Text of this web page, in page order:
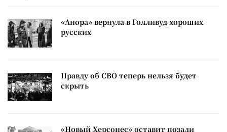
«Анора» вернула в Голливуд хороших
русских
Правду об СВО теперь нельзя будет
скрыть
«Новый Херсонес» оставит позади